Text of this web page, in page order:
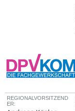
REGIONALVORSITZEND
ER: